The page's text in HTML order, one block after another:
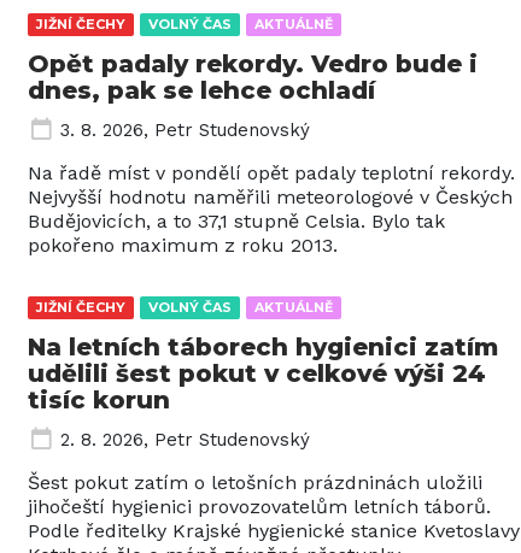
JIŽNÍ ČECHY VOLNÝ ČAS AKTUÁLNĚ
Opět padaly rekordy. Vedro bude i
dnes, pak se lehce ochladí
3. 8. 2026, Petr Studenovský
Na řadě míst v pondělí opět padaly teplotní rekordy.
Nejvyšší hodnotu naměřili meteorologové v Českých
Budějovicích, a to 37,1 stupně Celsia. Bylo tak
pokořeno maximum z roku 2013.
JIŽNÍ ČECHY VOLNÝ ČAS AKTUÁLNĚ
Na letních táborech hygienici zatím
udělili šest pokut v celkové výši 24
tisíc korun
2. 8. 2026, Petr Studenovský
Šest pokut zatím o letošních prázdninách uložili
jihočeští hygienici provozovatelům letních táborů.
Podle ředitelky Krajské hygienické stanice Kvetoslavy